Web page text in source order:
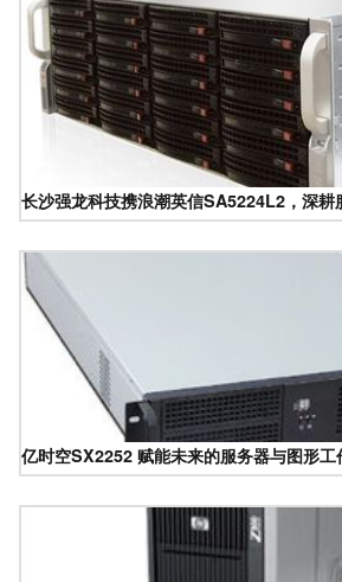
长沙强龙科技携浪潮英信SA5224L2，深耕
亿时空SX2252 赋能未来的服务器与图形工